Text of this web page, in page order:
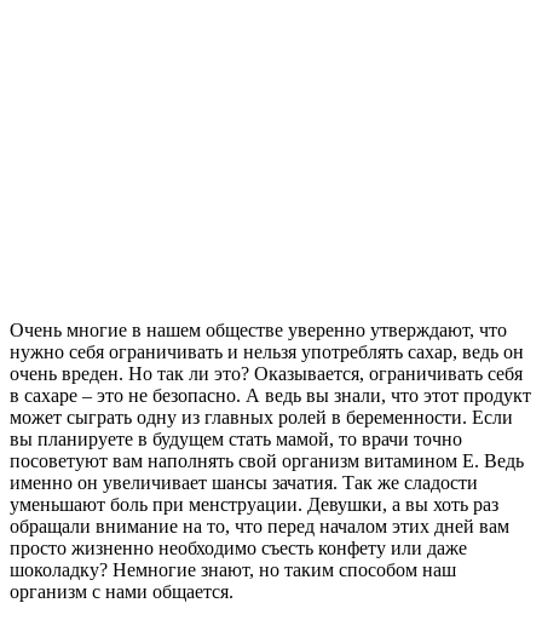
Очень многие в нашем обществе уверенно утверждают, что
нужно себя ограничивать и нельзя употреблять сахар, ведь он
очень вреден. Но так ли это? Оказывается, ограничивать себя
в сахаре – это не безопасно. А ведь вы знали, что этот продукт
может сыграть одну из главных ролей в беременности. Если
вы планируете в будущем стать мамой, то врачи точно
посоветуют вам наполнять свой организм витамином Е. Ведь
именно он увеличивает шансы зачатия. Так же сладости
уменьшают боль при менструации. Девушки, а вы хоть раз
обращали внимание на то, что перед началом этих дней вам
просто жизненно необходимо съесть конфету или даже
шоколадку? Немногие знают, но таким способом наш
организм с нами общается.